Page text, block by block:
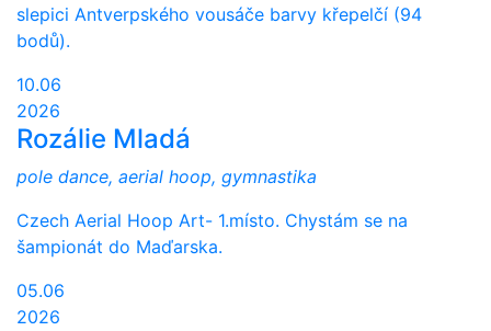
slepici Antverpského vousáče barvy křepelčí (94
bodů).
10.06
2026
Rozálie Mladá
pole dance, aerial hoop, gymnastika
Czech Aerial Hoop Art- 1.místo. Chystám se na
šampionát do Maďarska.
05.06
2026